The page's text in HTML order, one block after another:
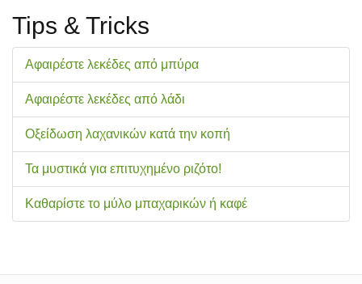
Tips & Tricks
Αφαιρέστε λεκέδες από μπύρα
Αφαιρέστε λεκέδες από λάδι
Οξείδωση λαχανικών κατά την κοπή
Τα μυστικά για επιτυχημένο ριζότο!
Καθαρίστε το μύλο μπαχαρικών ή καφέ